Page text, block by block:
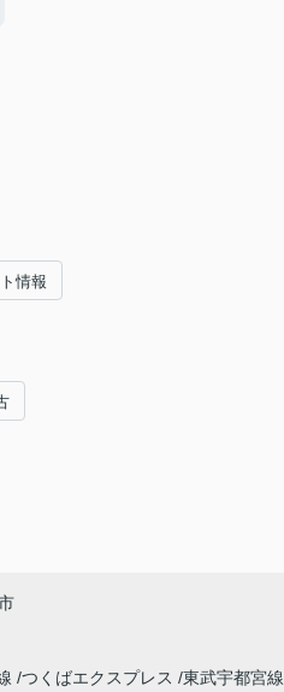
情報
つくばエクスプレス
東武宇都宮線